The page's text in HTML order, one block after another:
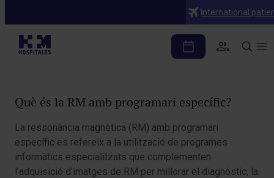
International
RM amb programari específic
Què és la RM amb programari específic?
La ressonància magnètica (RM) amb programari
específic es refereix a la utilització de programes
informàtics especialitzats que complementen
l’adquisició d’imatges de RM per millorar el diagnòstic, la